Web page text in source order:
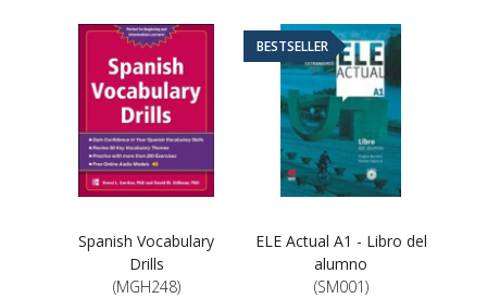
Spanish Vocabulary
Drills
(MGH248)
BESTSELLER
ELE Actual A1 - Libro del
alumno
(SM001)